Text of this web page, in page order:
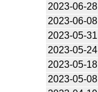
2023-06-28
2023-06-08
2023-05-31
2023-05-24
2023-05-18
2023-05-08